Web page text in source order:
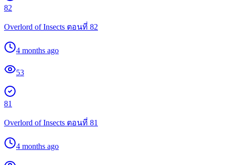
82
Overlord of Insects ตอนที่ 82
4 months ago
53
81
Overlord of Insects ตอนที่ 81
4 months ago